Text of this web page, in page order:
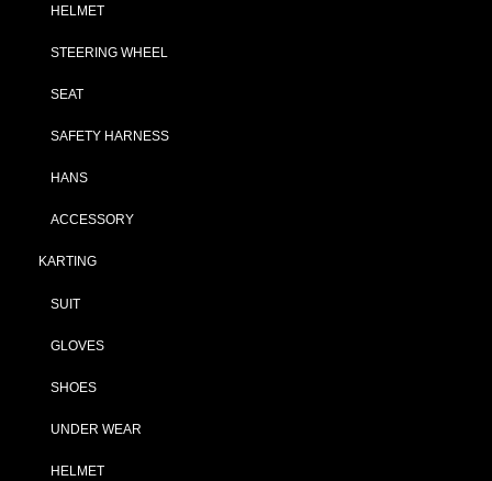
HELMET
STEERING WHEEL
SEAT
SAFETY HARNESS
HANS
ACCESSORY
KARTING
SUIT
GLOVES
SHOES
UNDER WEAR
HELMET